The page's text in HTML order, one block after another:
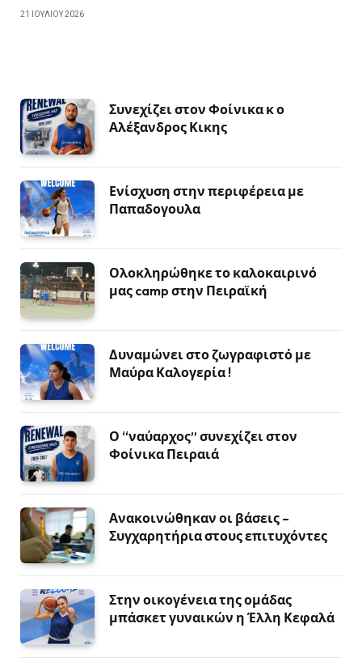
21 ΙΟΥΛΊΟΥ 2026
Συνεχίζει στον Φοίνικα κ ο
Αλέξανδρος Κικης
Ενίσχυση στην περιφέρεια με
Παπαδογουλα
Ολοκληρώθηκε το καλοκαιρινό
μας camp στην Πειραϊκή
Δυναμώνει στο ζωγραφιστό με
Μαύρα Καλογερία !
Ο “ναύαρχος” συνεχίζει στον
Φοίνικα Πειραιά
Ανακοινώθηκαν οι βάσεις –
Συγχαρητήρια στους επιτυχόντες
Στην οικογένεια της ομάδας
μπάσκετ γυναικών η Έλλη Κεφαλά